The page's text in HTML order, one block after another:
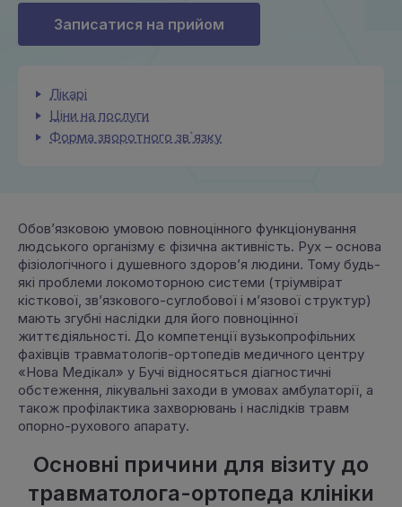
Записатися на прийом
Лікарі
Ціни на послуги
Форма зворотного зв`язку
Обов’язковою умовою повноцінного функціонування
людського організму є фізична активність. Рух – основа
фізіологічного і душевного здоров’я людини. Тому будь-
які проблеми локомоторною системи (тріумвірат
кісткової, зв’язкового-суглобової і м’язової структур)
мають згубні наслідки для його повноцінної
життєдіяльності. До компетенції вузькопрофільних
фахівців травматологів-ортопедів медичного центру
«Нова Медікал» у Бучі відносяться діагностичні
обстеження, лікувальні заходи в умовах амбулаторії, а
також профілактика захворювань і наслідків травм
опорно-рухового апарату.
Основні причини для візиту до
травматолога-ортопеда клініки